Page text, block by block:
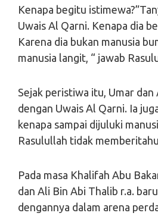
Kenapa begitu
Uwais Al Qarni. Kenapa dia
Karena dia bukan manusia
manusia langit, “ jawab
Sejak peristiwa itu, Umar
dengan Uwais Al Qarni. Ia
kenapa sampai dijuluki
Rasulullah tidak
Pada masa Khalifah Abu
dan Ali Bin Abi Thalib r.a.
dengannya dalam arena